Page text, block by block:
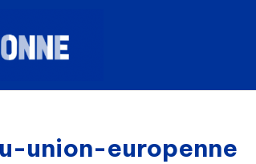
union-europenne